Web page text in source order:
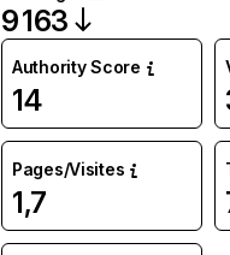
9 163
Authority Score
14
Pages/Visites
1,7